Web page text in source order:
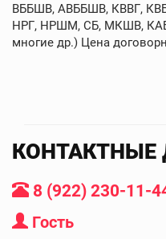
ВББШВ, АВББШВ, КВВГ,
НРГ, НРШМ, СБ, МКШВ,
многие др.) Цена
КОНТАКТНЫЕ
8 (922) 230-11-
Гость